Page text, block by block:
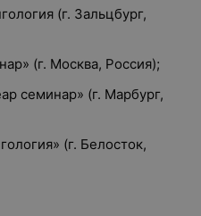
(г. Зальцбург,
(г. Москва, Россия);
семинар» (г. Марбург,
(г. Белосток,